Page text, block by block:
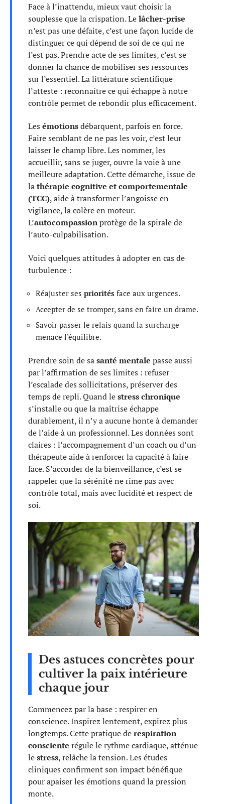
Face à l’inattendu, mieux vaut choisir la
souplesse que la crispation. Lelâcher-prise
n’est pas une défaite, c’est une façon lucide de
distinguer ce qui dépend de soi de ce qui ne
l’est pas. Prendre acte de ses limites, c’est se
donner la chance de mobiliser ses ressources
sur l’essentiel. La littérature scientifique
l’atteste : reconnaître ce qui échappe à notre
contrôle permet de rebondir plus efficacement.
Les émotionsdébarquent, parfois en force.
Faire semblant de ne pas les voir, c’est leur
laisser le champ libre. Les nommer, les
accueillir, sans se juger, ouvre la voie à une
meilleure adaptation. Cette démarche, issue de
lathérapie cognitive et comportementale
(TCC), aide à transformer l’angoisse en
vigilance, la colère en moteur.
L’autocompassionprotège de la spirale de
l’auto-culpabilisation.
Voici quelques attitudes à adopter en cas de
turbulence :
Réajuster ses priorités face aux urgences.
Accepter de se tromper, sans en faire un drame.
Savoir passer le relais quand la surcharge
menace l’équilibre.
Prendre soin de sasanté mentale passe aussi
par l’affirmation de ses limites : refuser
l’escalade des sollicitations, préserver des
temps de repli. Quand lestress chronique
s’installe ou que la maîtrise échappe
durablement, il n’y a aucune honte à demander
de l’aide à un professionnel. Les données sont
claires : l’accompagnement d’un coach ou d’un
thérapeute aide à renforcer la capacité à faire
face. S’accorder de la bienveillance, c’est se
rappeler que la sérénité ne rime pas avec
contrôle total, mais avec lucidité et respect de
soi.
Des astuces concrètes pour
cultiver la paix intérieure
chaque jour
Commencez par la base : respirer en
conscience. Inspirez lentement, expirez plus
longtemps. Cette pratique derespiration
consciente régule le rythme cardiaque, atténue
lestress, relâche la tension. Les études
cliniques confirment son impact bénéfique
pour apaiser les émotions quand la pression
monte.